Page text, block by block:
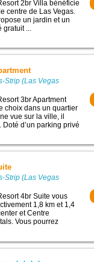
2br Villa bénéficie
centre de Las Vegas.
un jardin et un
...
Strip (Las Vegas
3br Apartment
choix dans un quartier
vue sur la ville, il
d’un parking privé
Strip (Las Vegas
4br Suite vous
1,8 km et 1,4
et Centre
Vous pourrez